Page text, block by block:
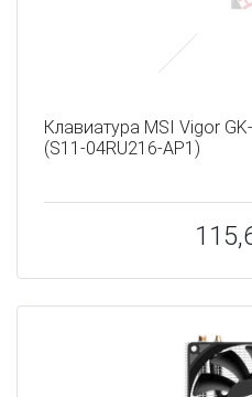
Клавиатура MSI Vigor
(S11-04RU216-AP1)